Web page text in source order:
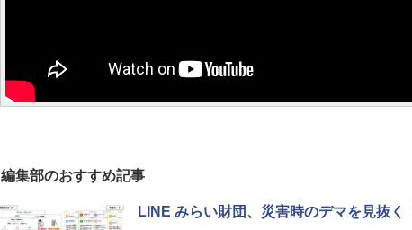
編集部のおすすめ記事
LINE みらい財団、災害時のデマを見抜く